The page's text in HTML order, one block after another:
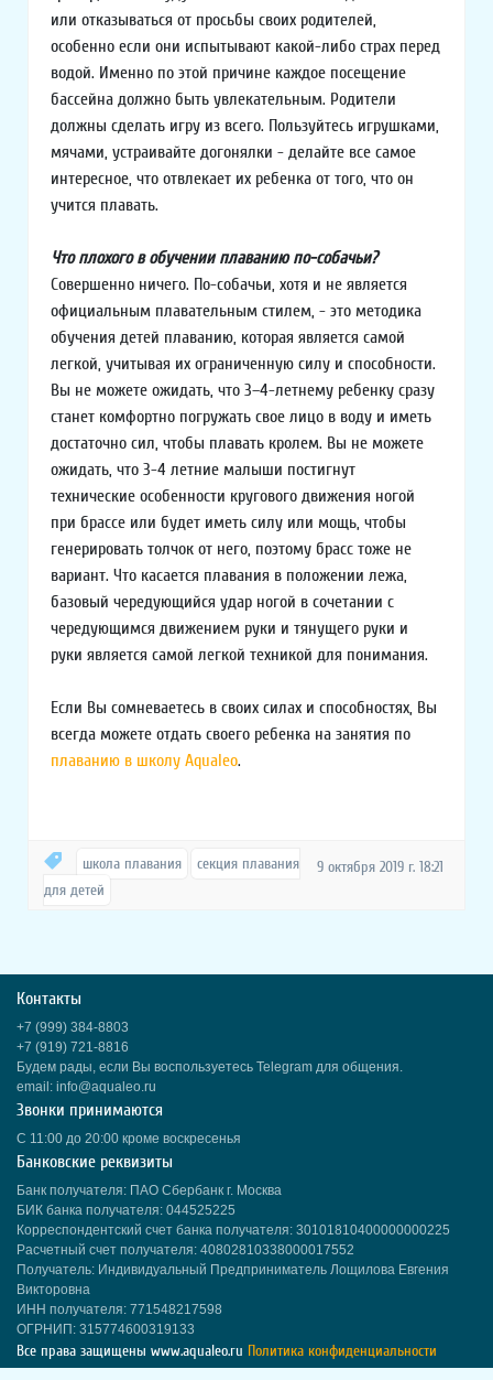
или отказываться от просьбы своих родителей,
особенно если они испытывают какой-либо страх перед
водой. Именно по этой причине каждое посещение
бассейна должно быть увлекательным. Родители
должны сделать игру из всего. Пользуйтесь игрушками,
мячами, устраивайте догонялки - делайте все самое
интересное, что отвлекает их ребенка от того, что он
учится плавать.
Что плохого в обучении плаванию по-собачьи?
Совершенно ничего. По-собачьи, хотя и не является
официальным плавательным стилем, - это методика
обучения детей плаванию, которая является самой
легкой, учитывая их ограниченную силу и способности.
Вы не можете ожидать, что 3–4-летнему ребенку сразу
станет комфортно погружать свое лицо в воду и иметь
достаточно сил, чтобы плавать кролем. Вы не можете
ожидать, что 3-4 летние малыши постигнут
технические особенности кругового движения ногой
при брассе или будет иметь силу или мощь, чтобы
генерировать толчок от него, поэтому брасс тоже не
вариант. Что касается плавания в положении лежа,
базовый чередующийся удар ногой в сочетании с
чередующимся движением руки и тянущего руки и
руки является самой легкой техникой для понимания.
Если Вы сомневаетесь в своих силах и способностях, Вы
всегда можете отдать своего ребенка на занятия по
плаванию в школу Aqualeo.
9 октября 2019 г. 18:21
школа плавания
секция плавания
для детей
Контакты
+7 (999) 384-8803
+7 (919) 721-8816
Будем рады, если Вы воспользуетесь Telegram для общения.
email: info@aqualeo.ru
Звонки принимаются
С 11:00 до 20:00 кроме воскресенья
Банковские реквизиты
Банк получателя: ПАО Сбербанк г. Москва
БИК банка получателя: 044525225
Корреспондентский счет банка получателя: 30101810400000000225
Расчетный счет получателя: 40802810338000017552
Получатель: Индивидуальный Предприниматель Лощилова Евгения
Викторовна
ИНН получателя: 771548217598
ОГРНИП: 315774600319133
Все права защищены www.aqualeo.ru Политика конфиденциальности